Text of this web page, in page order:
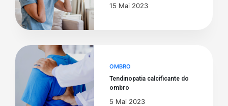
15 Mai 2023
OMBRO
Tendinopatia calcificante do
ombro
5 Mai 2023